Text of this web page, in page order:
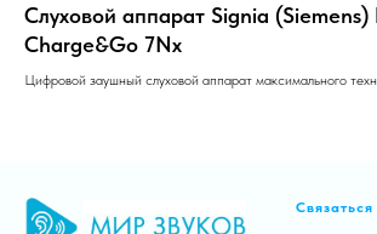
Слуховой аппарат Signia (Siemens)
Charge&Go 7Nx
Цифровой заушный слуховой аппарат максимального